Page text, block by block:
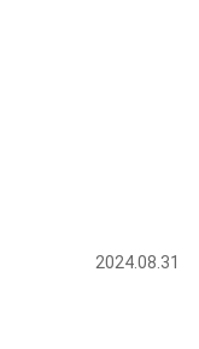
2024.08.31